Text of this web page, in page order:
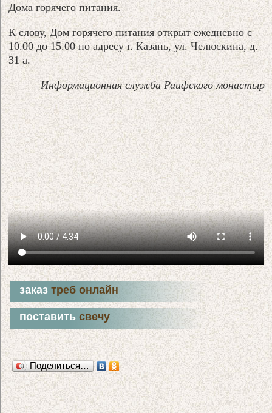
Дома горячего питания.
К слову, Дом горячего питания открыт ежедневно с
10.00 до 15.00 по адресу г. Казань, ул. Челюскина, д.
31 а.
Информационная служба Раифского монастыр
заказтреб онлайн
поставитьсвечу
Поделиться…